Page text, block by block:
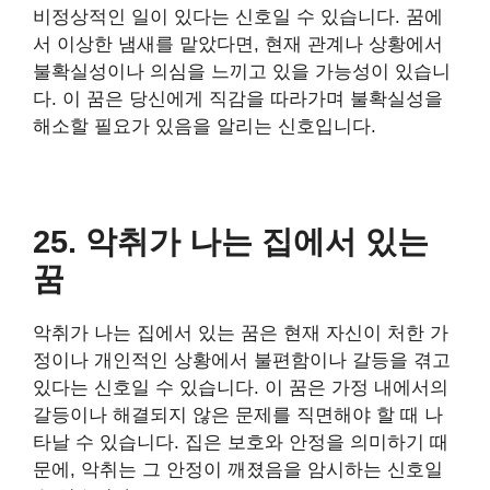
비정상적인 일이 있다는 신호일 수 있습니다. 꿈에
서 이상한 냄새를 맡았다면, 현재 관계나 상황에서
불확실성이나 의심을 느끼고 있을 가능성이 있습니
다. 이 꿈은 당신에게 직감을 따라가며 불확실성을
해소할 필요가 있음을 알리는 신호입니다.
25. 악취가 나는 집에서 있는
꿈
악취가 나는 집에서 있는 꿈은 현재 자신이 처한 가
정이나 개인적인 상황에서 불편함이나 갈등을 겪고
있다는 신호일 수 있습니다. 이 꿈은 가정 내에서의
갈등이나 해결되지 않은 문제를 직면해야 할 때 나
타날 수 있습니다. 집은 보호와 안정을 의미하기 때
문에, 악취는 그 안정이 깨졌음을 암시하는 신호일